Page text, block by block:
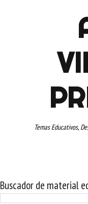
Temas Educativos,
Buscador de material